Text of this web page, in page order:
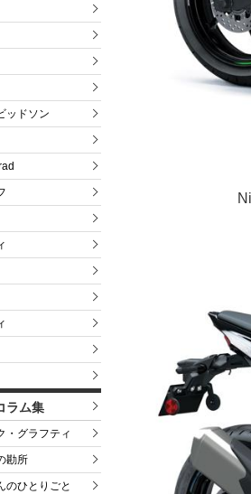
ッドソン
ラム集
・グラフティ
勘所
のひとりごと